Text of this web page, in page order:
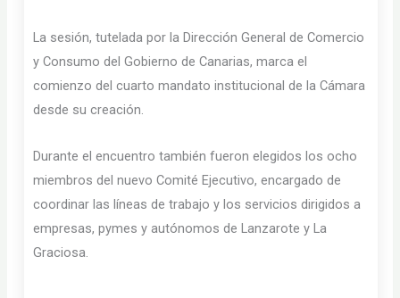
La sesión, tutelada por la Dirección General de Comercio
y Consumo del Gobierno de Canarias, marca el
comienzo del cuarto mandato institucional de la Cámara
desde su creación.
Durante el encuentro también fueron elegidos los ocho
miembros del nuevo Comité Ejecutivo, encargado de
coordinar las líneas de trabajo y los servicios dirigidos a
empresas, pymes y autónomos de Lanzarote y La
Graciosa.